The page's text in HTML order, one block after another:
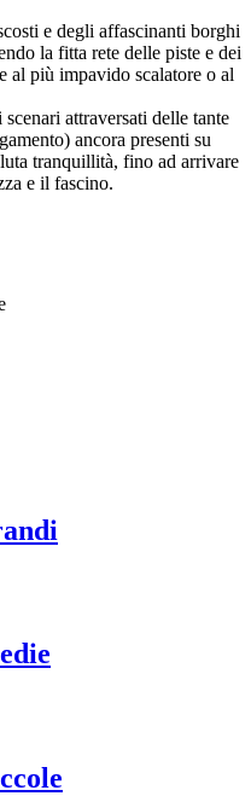
e degli affascinanti borghi
la fitta rete delle piste e dei
al più impavido scalatore o al
attraversati delle tante
ancora presenti su
tranquillità, fino ad arrivare
e il fascino.